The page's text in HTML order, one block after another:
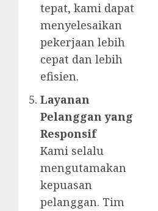
tepat, kami dapat
menyelesaikan
pekerjaan lebih
cepat dan lebih
efisien.
Layanan
Pelanggan yang
Responsif
Kami selalu
mengutamakan
kepuasan
pelanggan. Tim